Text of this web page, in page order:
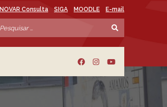
INOVAR Consulta SIGA MOODLE E-mail